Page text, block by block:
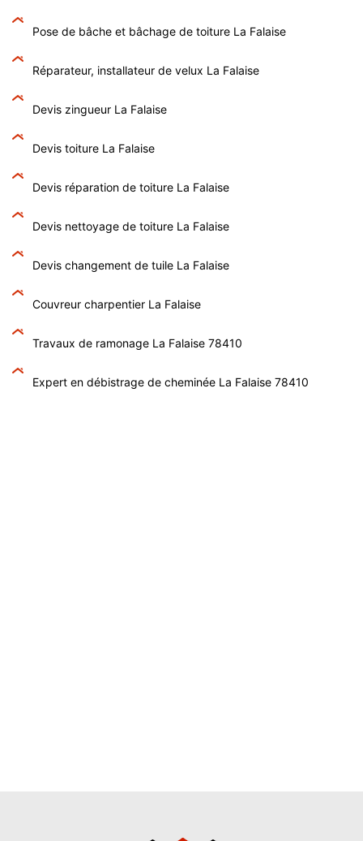
Pose de bâche et bâchage de toiture La Falaise
Réparateur, installateur de velux La Falaise
Devis zingueur La Falaise
Devis toiture La Falaise
Devis réparation de toiture La Falaise
Devis nettoyage de toiture La Falaise
Devis changement de tuile La Falaise
Couvreur charpentier La Falaise
Travaux de ramonage La Falaise 78410
Expert en débistrage de cheminée La Falaise 78410